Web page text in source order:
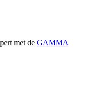
met de GAMMA